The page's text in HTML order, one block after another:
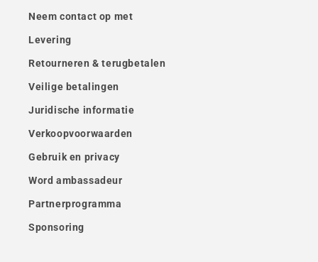
Neem contact op met
Levering
Retourneren & terugbetalen
Veilige betalingen
Juridische informatie
Verkoopvoorwaarden
Gebruik en privacy
Word ambassadeur
Partnerprogramma
Sponsoring